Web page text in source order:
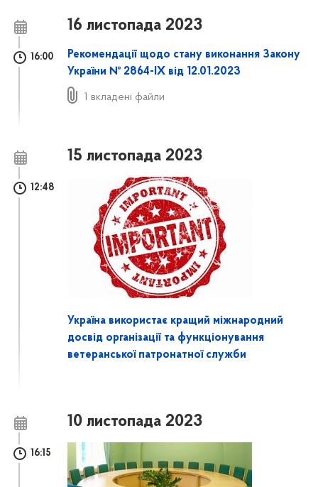
16 листопада 2023
16:00
Рекомендації щодо стану виконання Закону
України № 2864-ІХ від 12.01.2023
1 вкладені файли
15 листопада 2023
12:48
Україна використає кращий міжнародний
досвід організації та функціонування
ветеранської патронатної служби
10 листопада 2023
16:15